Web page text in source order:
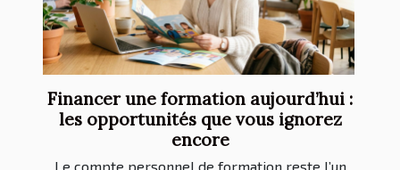
Financer une formation aujourd’hui :
les opportunités que vous ignorez
encore
Le compte personnel de formation reste l’un